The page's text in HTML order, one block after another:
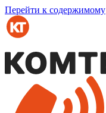
Перейти к содержимому